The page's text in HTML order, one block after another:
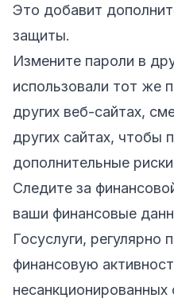
Это добавит
защиты.
Измените пароли в
использовали тот же
других веб-сайтах,
других сайтах, чтобы
дополнительные
Следите за
ваши финансовые
Госуслуги, регулярно
финансовую
несанкционированных